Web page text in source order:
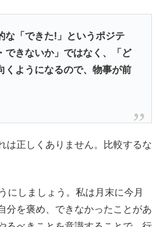
な「できた!」というポジテ
できないか」ではなく、「ど
くようになるので、物事が前
は正しくありません。比較するな
にしましょう。私は月末に今月
分を褒め、できなかったことがあ